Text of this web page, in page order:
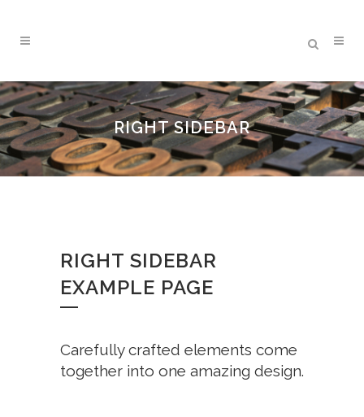
RIGHT SIDEBAR
RIGHT SIDEBAR
EXAMPLE PAGE
Carefully crafted elements come
together into one amazing design.